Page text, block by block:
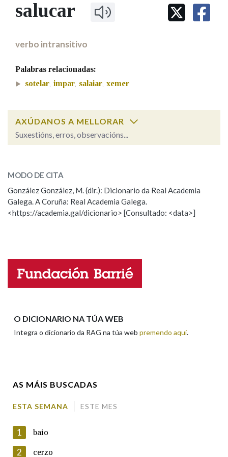
IDENTIDADE CORPORATIVA
MARCIAL DEL ADALID
FIGURAS HOMENAXEADAS
Facebook
TwitterYoutubeInstagramBluesky
BUSCAR NOS LEMAS
Remata por
Contén
Nas definicións
Nos exemplos
Marcas gramaticais
LIMPAR
salucar
verbo intransitivo
Palabras relacionadas:
sotelar, impar, salaiar, xemer
AXÚDANOS A MELLORAR
Suxestións, erros, observacións...
ESCOLLE UNHA OPCIÓN:
Observación Hai un erro na palabra
Propoño mellorar a definición
Nome
MODO DE CITA
González González, M. (dir.): Dicionario da Real Academia
Galega. A Coruña: Real Academia Galega.
<https://academia.gal/dicionario> [Consultado: <data>]
O DICIONARIO NA TÚA WEB
Integra o dicionario da RAG na túa web premendo aquí.
AS MÁIS BUSCADAS
ESTA SEMANA ESTE MES
1 baio
2 cerzo